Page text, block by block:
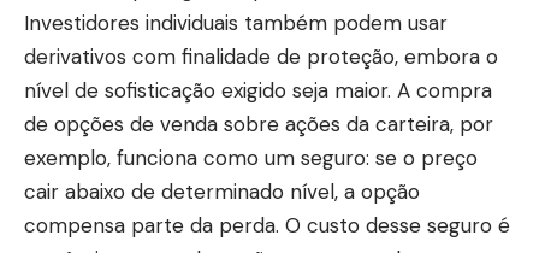
Investidores individuais também podem usar
derivativos com finalidade de proteção, embora o
nível de sofisticação exigido seja maior. A compra
de opções de venda sobre ações da carteira, por
exemplo, funciona como um seguro: se o preço
cair abaixo de determinado nível, a opção
compensa parte da perda. O custo desse seguro é